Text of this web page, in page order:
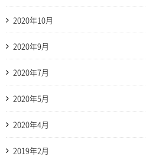
2020年10月
2020年9月
2020年7月
2020年5月
2020年4月
2019年2月